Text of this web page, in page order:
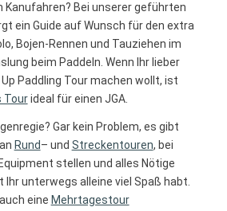
Kanufahren? Bei unserer geführten
ein Guide auf Wunsch für den extra
Bojen-Rennen und Tauziehen im
beim Paddeln. Wenn Ihr lieber
Paddling Tour machen wollt, ist
Tourideal für einen JGA.
Gar kein Problem, es gibt
Rund– und Streckentouren, bei
stellen und alles Nötige
Ihr unterwegs alleine viel Spaß habt.
eine Mehrtagestour